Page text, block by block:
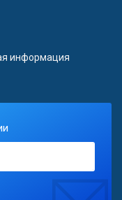
информация